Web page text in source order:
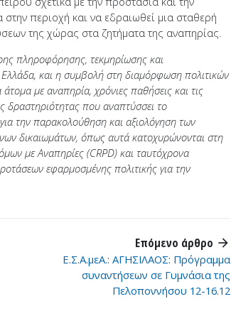
περιοχή και να εδραιωθεί μια σταθερή
της χώρας στα ζητήματα της αναπηρίας.
πληροφόρησης, τεκμηρίωσης και
και η συμβολή στη διαμόρφωση πολιτικών
με αναπηρία, χρόνιες παθήσεις και τις
δραστηριότητας που αναπτύσσει το
την παρακολούθηση και αξιολόγηση των
δικαιωμάτων, όπως αυτά κατοχυρώνονται στη
με Αναπηρίες (CRPD) και ταυτόχρονα
εφαρμοσμένης πολιτικής για την
Επόμενο άρθρο arrow_forward
Ε.Σ.Α.μεΑ.: ΑΓΗΣΙΛΑΟΣ: Πρόγραμμα
συναντήσεων σε Γυμνάσια της
Πελοποννήσου 12-16.12